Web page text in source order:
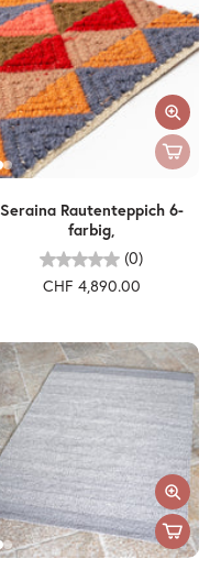
Seraina Rautenteppich 6-
farbig,
(0)
CHF 4,890.00